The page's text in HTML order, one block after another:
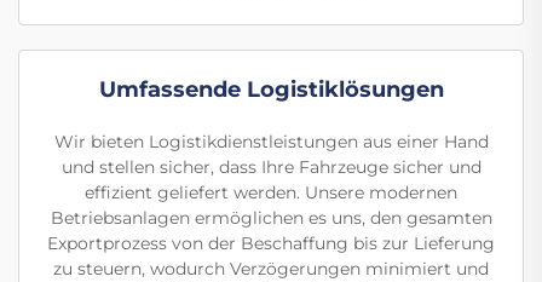
Umfassende Logistiklösungen
Wir bieten Logistikdienstleistungen aus einer Hand
und stellen sicher, dass Ihre Fahrzeuge sicher und
effizient geliefert werden. Unsere modernen
Betriebsanlagen ermöglichen es uns, den gesamten
Exportprozess von der Beschaffung bis zur Lieferung
zu steuern, wodurch Verzögerungen minimiert und